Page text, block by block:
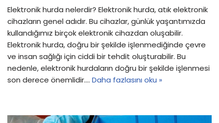
Elektronik hurda nelerdir? Elektronik hurda, atık elektronik
cihazların genel adıdır. Bu cihazlar, günlük yaşantımızda
kullandığımız birçok elektronik cihazdan oluşabilir.
Elektronik hurda, doğru bir şekilde işlenmediğinde çevre
ve insan sağlığı için ciddi bir tehdit oluşturabilir. Bu
nedenle, elektronik hurdaların doğru bir şekilde işlenmesi
son derece önemlidir.… Daha fazlasını oku »